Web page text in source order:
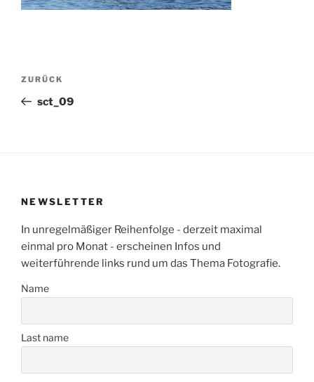
Beitragsnavigation
Vorheriger
Beitrag
ZURÜCK
sct_09
NEWSLETTER
In unregelmäßiger Reihenfolge - derzeit maximal
einmal pro Monat - erscheinen Infos und
weiterführende links rund um das Thema Fotografie.
Name
Last name